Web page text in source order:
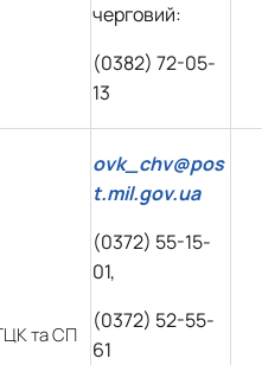
черговий:
(0382) 72-05-
13
та СП
ovk_chv@pos
t.mil.gov.ua
(0372) 55-15-
01,
(0372) 52-55-
61